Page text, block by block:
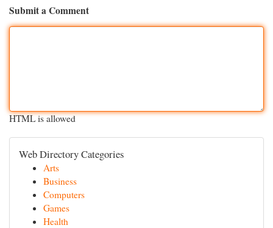
Submit a Comment
HTML is allowed
Web Directory Categories
Arts
Business
Computers
Games
Health